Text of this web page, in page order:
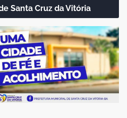
Santa Cruz da Vitória